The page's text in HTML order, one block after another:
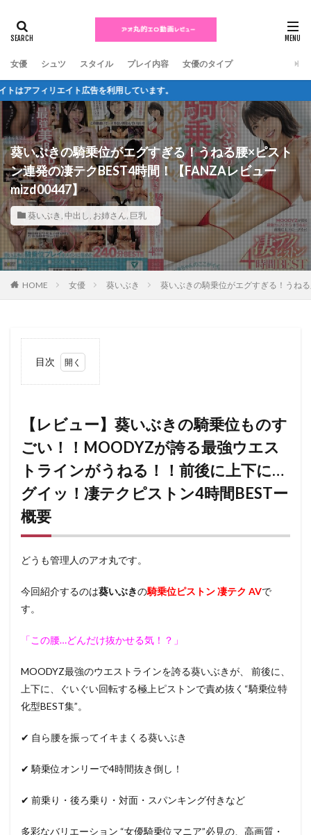
女優 シュツ スタイル プレイ内容 女優のタイプ
葵いぶきの騎乗位がエグすぎる！うねる腰×ピスト
ン連発の凄テクBEST4時間！【FANZAレビュー
mizd00447】
葵いぶき, 中出し, お姉さん, 巨乳
HOME 女優 葵いぶき 葵いぶきの騎乗位がエグすぎる！うね
目次
の騎乗位
ものすご
い！！
MOODYZ
が誇る最
強ウエス
トライン
る！！前
ッ！凄テ
クピスト
BESTー概
ビュー】
の騎乗位
い！！
MOODYZ
トライン
る！！前
ッ！凄テ
ン4時間
【レビュー】葵いぶきの騎乗位ものす
ごい！！MOODYZが誇る最強ウエス
トラインがうねる！！前後に上下に…
グイッ！凄テクピストン4時間BESTー
概要
どうも管理人のアオ丸です。
今回紹介するのは葵いぶきの騎乗位ピストン 凄テク AVで
す。
「この腰…どんだけ抜かせる気！？」
MOODYZ最強のウエストラインを誇る葵いぶきが、 前後に、
上下に、ぐいぐい回転する極上ピストンで責め抜く“騎乗位特
化型BEST集”。
✔ 自ら腰を振ってイキまくる葵いぶき
✔ 騎乗位オンリーで4時間抜き倒し！
✔ 前乗り・後ろ乗り・対面・スパンキング付きなど
多彩なバリエーション “女優騎乗位マニア”必見の、高画質・